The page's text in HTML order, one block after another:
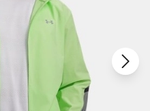
misiniz? Kayıt Ol
Dön
Zaten hesabın var mı? Giriş yap